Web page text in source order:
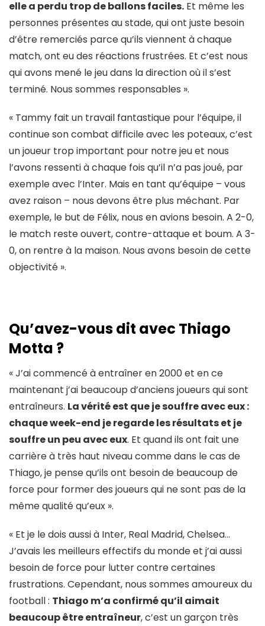
elle a perdu trop de ballons faciles. Et même les
personnes présentes au stade, qui ont juste besoin
d’être remerciés parce qu’ils viennent à chaque
match, ont eu des réactions frustrées. Et c’est nous
qui avons mené le jeu dans la direction où il s’est
terminé. Nous sommes responsables ».
« Tammy fait un travail fantastique pour l’équipe, il
continue son combat difficile avec les poteaux, c’est
un joueur trop important pour notre jeu et nous
l’avons ressenti à chaque fois qu’il n’a pas joué, par
exemple avec l’Inter. Mais en tant qu’équipe – vous
avez raison – nous devons être plus méchant. Par
exemple, le but de Félix, nous en avions besoin. A 2-0,
le match reste ouvert, contre-attaque et boum. A 3-
0, on rentre à la maison. Nous avons besoin de cette
objectivité ».
Qu’avez-vous dit avec Thiago
Motta ?
« J’ai commencé à entraîner en 2000 et en ce
maintenant j’ai beaucoup d’anciens joueurs qui sont
entraîneurs. La vérité est que je souffre avec eux :
chaque week-end je regarde les résultats et je
souffre un peu avec eux. Et quand ils ont fait une
carrière à très haut niveau comme dans le cas de
Thiago, je pense qu’ils ont besoin de beaucoup de
force pour former des joueurs qui ne sont pas de la
même qualité qu’eux ».
« Et je le dois aussi à Inter, Real Madrid, Chelsea…
J’avais les meilleurs effectifs du monde et j’ai aussi
besoin de force pour lutter contre certaines
frustrations. Cependant, nous sommes amoureux du
football : Thiago m’a confirmé qu’il aimait
beaucoup être entraîneur, c’est un garçon très